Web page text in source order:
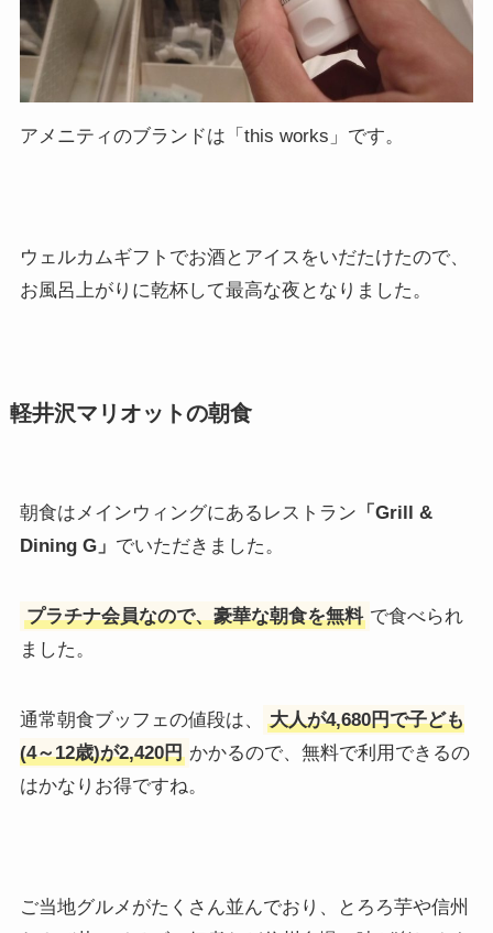
アメニティのブランドは「this works」です。
ウェルカムギフトでお酒とアイスをいだたけたので、
お風呂上がりに乾杯して最高な夜となりました。
軽井沢マリオットの朝食
朝食はメインウィングにあるレストラン 「Grill &
Dining G」 でいただきました。
プラチナ会員なので、豪華な朝食を無料 で食べられ
ました。
通常朝食ブッフェの値段は、
大人が4,680円で子ども
(4～12歳)が2,420円 かかるので、無料で利用できるの
はかなりお得ですね。
ご当地グルメがたくさん並んでおり、とろろ芋や信州